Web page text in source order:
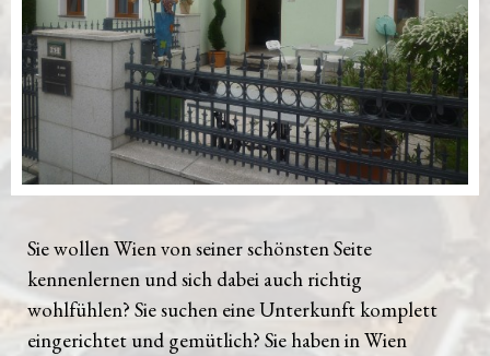
Sie wollen Wien von seiner schönsten Seite
kennenlernen und sich dabei auch richtig
wohlfühlen? Sie suchen eine Unterkunft komplett
eingerichtet und gemütlich? Sie haben in Wien